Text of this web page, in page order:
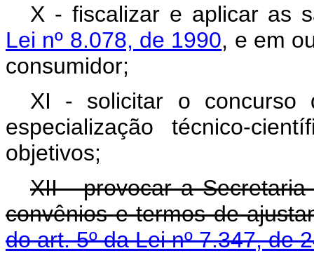
X - fiscalizar e aplicar as
Lei nº 8.078, de 1990, e em
consumidor;
XI - solicitar o concurso
especialização técnico-
objetivos;
XII - provocar a
convênios e termos de
do art. 5º da Lei nº 7.347, de